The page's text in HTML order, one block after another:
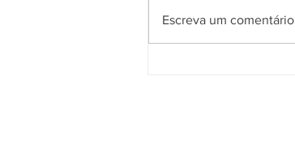
Escreva um comentário